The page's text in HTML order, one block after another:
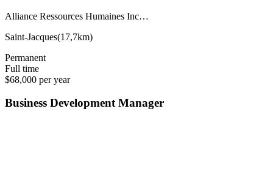
Alliance Ressources Humaines Inc…
Saint-Jacques(17,7km)
Permanent
Full time
$68,000 per year
Business Development Manager